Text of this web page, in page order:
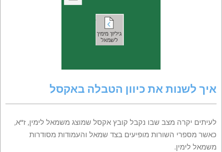
לאופיס
איך לשנות את כיוון הטבלה באקסל
לעיתים יקרה מצב שבו נקבל קובץ אקסל שמוצג משמאל לימין, ז"א,
כאשר מספרי השורות מופיעים בצד שמאל והעמודות מסודרות
משמאל לימין.